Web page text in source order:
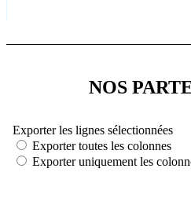
NOS